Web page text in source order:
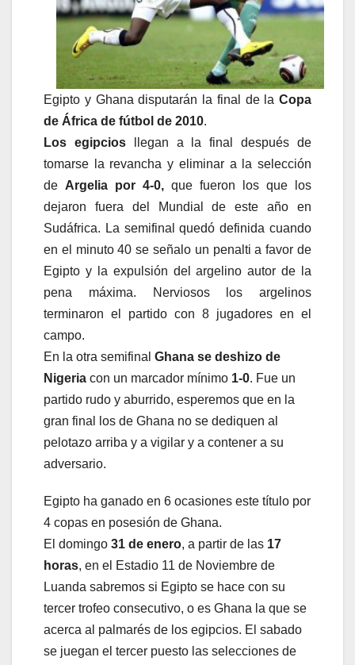
Egipto y Ghana disputarán la final de la Copa
de África de fútbol de 2010.
Los egipciosllegan a la final después de
tomarse la revancha y eliminar a la selección
de Argelia por 4-0, que fueron los que los
dejaron fuera del Mundial de este año en
Sudáfrica. La semifinal quedó definida cuando
en el minuto 40 se señalo un penalti a favor de
Egipto y la expulsión del argelino autor de la
pena máxima. Nerviosos los argelinos
terminaron el partido con 8 jugadores en el
campo.
En la otra semifinal Ghana se deshizo de
Nigeria con un marcador mínimo 1-0. Fue un
partido rudo y aburrido, esperemos que en la
gran final los de Ghana no se dediquen al
pelotazo arriba y a vigilar y a contener a su
adversario.
Egipto ha ganado en 6 ocasiones este título por
4 copas en posesión de Ghana.
El domingo 31 de enero, a partir de las 17
horas, en el Estadio 11 de Noviembre de
Luanda sabremos si Egipto se hace con su
tercer trofeo consecutivo, o es Ghana la que se
acerca al palmarés de los egipcios. El sabado
se juegan el tercer puesto las selecciones de